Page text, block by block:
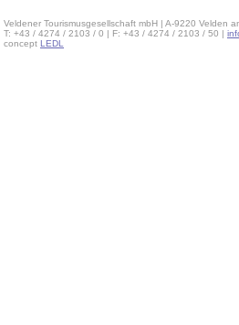
Veldener Tourismusgesellschaft mbH | A-9220 Velden
T: +43 / 4274 / 2103 / 0 | F: +43 / 4274 / 2103 / 50 |
concept LEDL